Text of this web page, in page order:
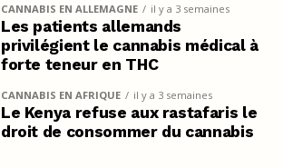
CANNABIS EN ALLEMAGNE il y a 3 semaines
Les patients allemands
privilégient le cannabis médical à
forte teneur en THC
CANNABIS EN AFRIQUE il y a 3 semaines
Le Kenya refuse aux rastafaris le
droit de consommer du cannabis